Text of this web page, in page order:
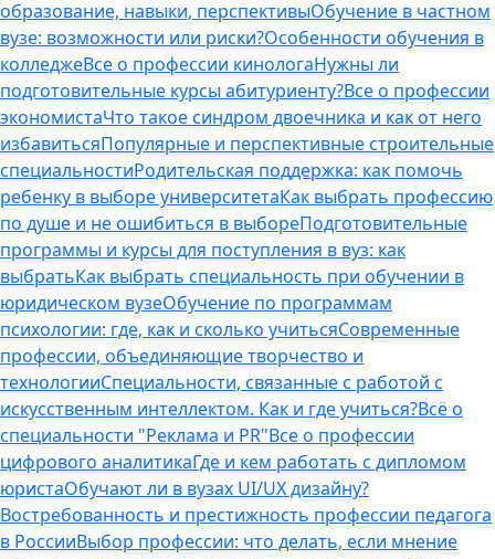
образование, навыки, перспективыОбучение в частном
вузе: возможности или риски?Особенности обучения в
колледжеВсе о профессии кинологаНужны ли
подготовительные курсы абитуриенту?Все о профессии
экономистаЧто такое синдром двоечника и как от него
избавитьсяПопулярные и перспективные строительные
специальностиРодительская поддержка: как помочь
ребенку в выборе университетаКак выбрать профессию
по душе и не ошибиться в выбореПодготовительные
программы и курсы для поступления в вуз: как
выбратьКак выбрать специальность при обучении в
юридическом вузеОбучение по программам
психологии: где, как и сколько учитьсяСовременные
профессии, объединяющие творчество и
технологииСпециальности, связанные с работой с
искусственным интеллектом. Как и где учиться?Всё о
специальности "Реклама и PR"Все о профессии
цифрового аналитикаГде и кем работать с дипломом
юристаОбучают ли в вузах UI/UX дизайну?
Востребованность и престижность профессии педагога
в РоссииВыбор профессии: что делать, если мнение